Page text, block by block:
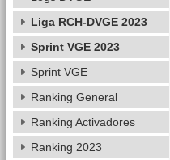
Liga RCH-DVGE 2023
Sprint VGE 2023
Sprint VGE
Ranking General
Ranking Activadores
Ranking 2023